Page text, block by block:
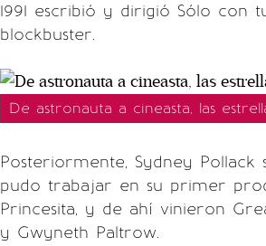
1991 escribió y dirigió Sólo con
blockbuster.
De astronauta a cineasta, las
Posteriormente, Sydney Pollack
pudo trabajar en su primer
Princesita, y de ahí vinieron
y Gwyneth Paltrow.